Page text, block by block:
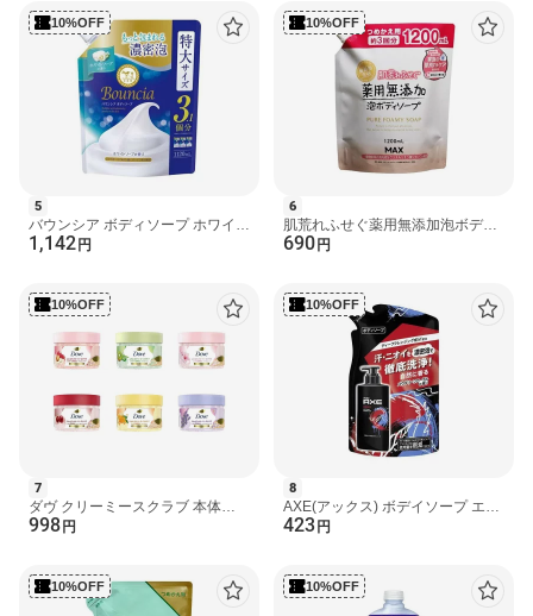
[ボディソープ コラージュフルフル]
10%OFF
5
バウンシア ボディソープ ホワイト
ソープの香り詰替 大容量 1120ml
1,142 円
10%OFF
6
肌荒れふせぐ薬用無添加泡ボディ
ソープ 無添加生活 詰替 1200ml
690 円
10%OFF
7
ダヴ クリーミースクラブ 本体
298g 【ダヴ(Dove) ボディ スクラ
998 円
10%OFF
8
AXE(アックス) ボデイソープ エッ
センス 詰め替え用 280g 【アック
423 円
10%OFF 10%OFF